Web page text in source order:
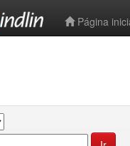
Página